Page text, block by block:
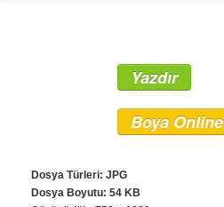
Yazdır
Boya Online
Dosya Türleri: JPG
Dosya Boyutu: 54 KB